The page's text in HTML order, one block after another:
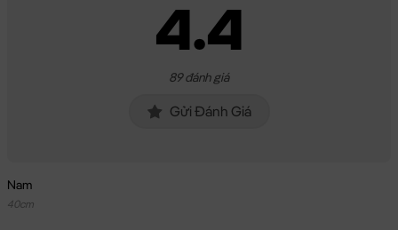
4.4
89 đánh giá
Gửi Đánh Giá
Nam
40cm